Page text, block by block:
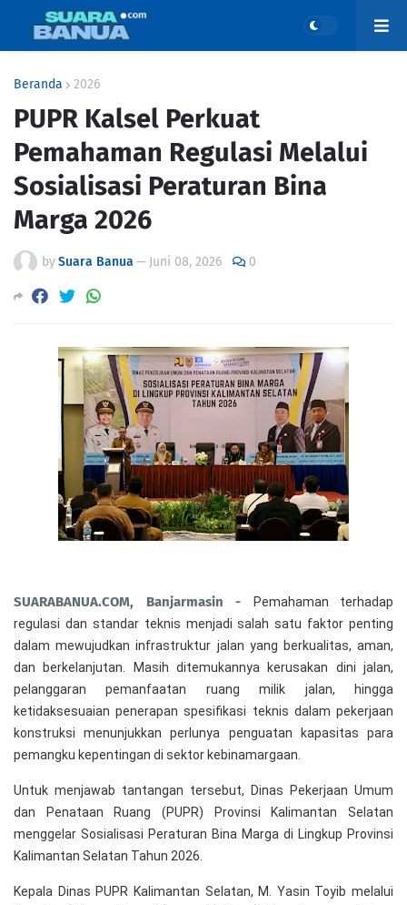
Beranda 2026
PUPR Kalsel Perkuat
Pemahaman Regulasi Melalui
Sosialisasi Peraturan Bina
Marga 2026
bySuara Banua — Juni 08, 2026 0
SUARABANUA.COM, Banjarmasin -
Pemahaman terhadap
regulasi dan standar teknis menjadi salah satu faktor penting
dalam mewujudkan infrastruktur jalan yang berkualitas, aman,
dan berkelanjutan. Masih ditemukannya kerusakan dini jalan,
pelanggaran pemanfaatan ruang milik jalan, hingga
ketidaksesuaian penerapan spesifikasi teknis dalam pekerjaan
konstruksi menunjukkan perlunya penguatan kapasitas para
pemangku kepentingan di sektor kebinamargaan.
Untuk menjawab tantangan tersebut, Dinas Pekerjaan Umum
dan Penataan Ruang (PUPR) Provinsi Kalimantan Selatan
menggelar Sosialisasi Peraturan Bina Marga di Lingkup Provinsi
Kalimantan Selatan Tahun 2026.
Kepala Dinas PUPR Kalimantan Selatan, M. Yasin Toyib melalui